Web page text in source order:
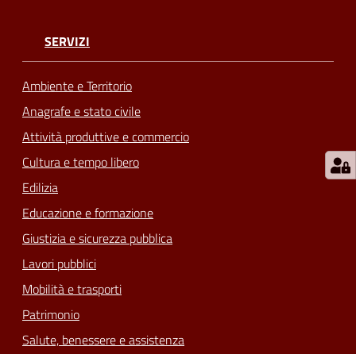
SERVIZI
Ambiente e Territorio
Anagrafe e stato civile
Attività produttive e commercio
Cultura e tempo libero
Edilizia
Educazione e formazione
Giustizia e sicurezza pubblica
Lavori pubblici
Mobilità e trasporti
Patrimonio
Salute, benessere e assistenza